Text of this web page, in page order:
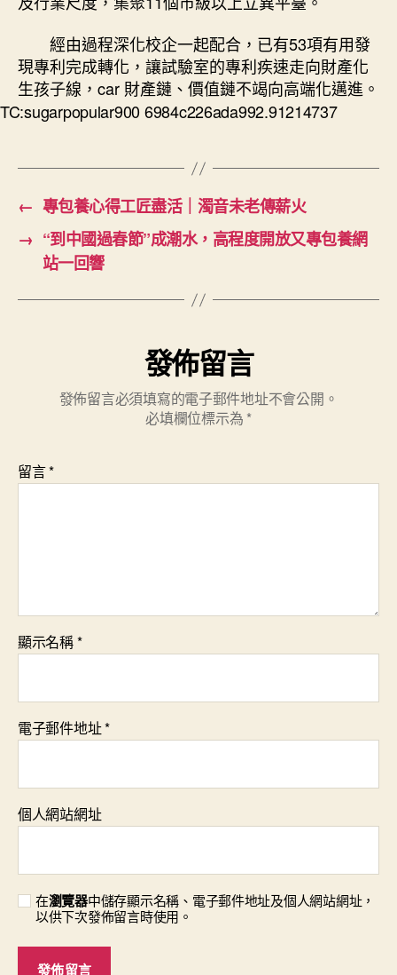
經由過程深化校企一起配合，已有53項有用發
現專利完成轉化，讓試驗室的專利疾速走向財產化
生孩子線，car 財產鏈、價值鏈不竭向高端化邁進。
TC:sugarpopular900 6984c226ada992.91214737
← 專包養心得工匠盡活｜濁音未老傳薪火
→ “到中國過春節”成潮水，高程度開放又專包養網
站一回響
發佈留言
發佈留言必須填寫的電子郵件地址不會公開。
必填欄位標示為 *
留言*
顯示名稱*
電子郵件地址*
個人網站網址
在瀏覽器中儲存顯示名稱、電子郵件地址及個人網站網址，
以供下次發佈留言時使用。